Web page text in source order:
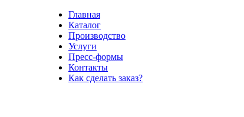
Главная
Каталог
Производство
Услуги
Пресс-формы
Контакты
Как сделать заказ?